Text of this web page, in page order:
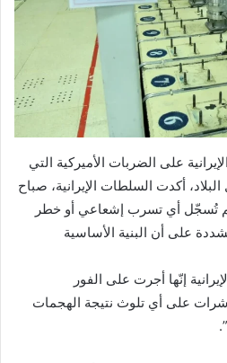
على الضربات الأميركية التي
داخل البلاد، أكدت السلطات الإيرانية، صباح
لم تُسجّل أي تسرب إشعاعي أو خطر
على أن البنية الأساسية
إنّها أجرت على الفور
على أي تلوث نتيجة الهجمات